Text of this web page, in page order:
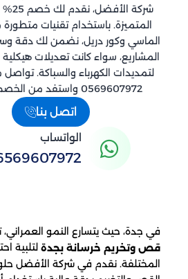
شركة
المتميزة. باستخدام تقنيات متطورة
الماسي وكور دريل، نضمن لك دقة
المشاريع، سواء كانت تعديلات
لتمديدات الكهرباء والسباكة. تواصل
0569607972 واستفد من الخصم الحصري!
اتصل بنا
الواتساب
في جدة، حيث يتسارع النمو
قص وتخريم خرسانة بجدة لتلبية
المختلفة. نقدم في شركة الأفضل